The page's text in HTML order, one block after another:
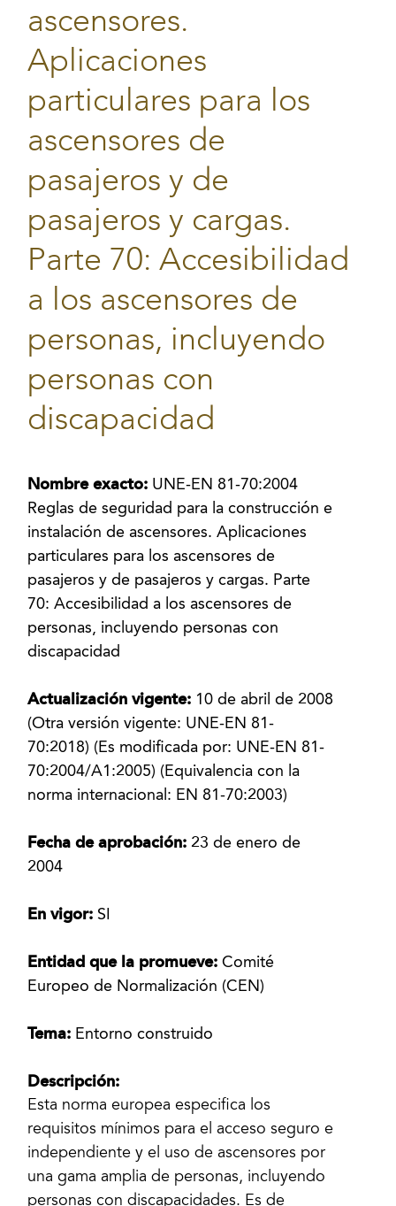
ascensores.
Aplicaciones
particulares para los
ascensores de
pasajeros y de
pasajeros y cargas.
Parte 70: Accesibilidad
a los ascensores de
personas, incluyendo
personas con
discapacidad
Nombre exacto: UNE-EN 81-70:2004
Reglas de seguridad para la construcción e
instalación de ascensores. Aplicaciones
particulares para los ascensores de
pasajeros y de pasajeros y cargas. Parte
70: Accesibilidad a los ascensores de
personas, incluyendo personas con
discapacidad
Actualización vigente: 10 de abril de 2008
(Otra versión vigente: UNE-EN 81-
70:2018) (Es modificada por: UNE-EN 81-
70:2004/A1:2005) (Equivalencia con la
norma internacional: EN 81-70:2003)
Fecha de aprobación: 23 de enero de
2004
En vigor: SI
Entidad que la promueve:Comité
Europeo de Normalización (CEN)
Tema: Entorno construido
Descripción:
Esta norma europea especifica los
requisitos mínimos para el acceso seguro e
independiente y el uso de ascensores por
una gama amplia de personas, incluyendo
personas con discapacidades. Es de